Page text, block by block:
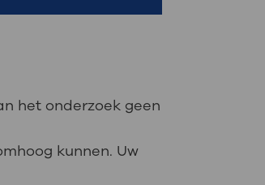
het onderzoek geen
kunnen. Uw